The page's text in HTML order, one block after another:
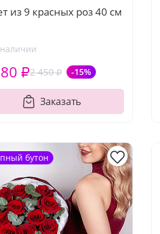
из 9 красных роз 40 см
2 450 ₽ -15%
₽
Заказать
бутон